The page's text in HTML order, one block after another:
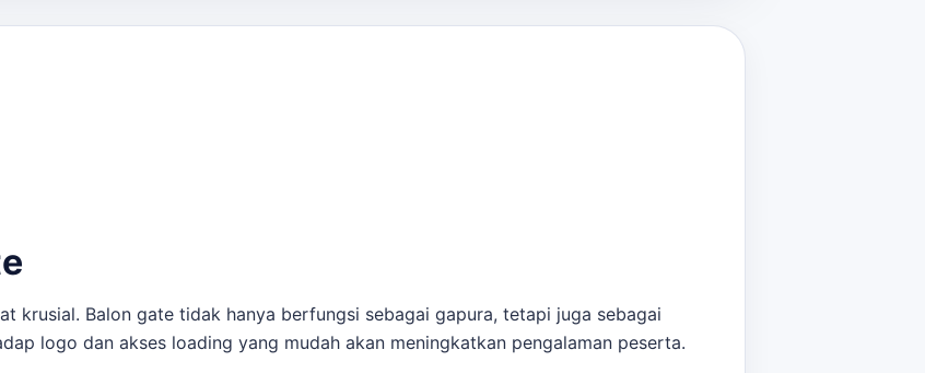
krusial. Balon gate tidak hanya berfungsi sebagai gapura, tetapi juga sebagai
logo dan akses loading yang mudah akan meningkatkan pengalaman peserta.